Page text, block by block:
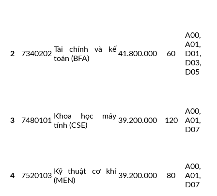
2 7340202
Tài chính và kế
toán (BFA)
41.800.000 60
A00,
A01,
D01,
D03,
D05
3 7480101
Khoa học máy
tính (CSE)
39.200.000 120
A00,
A01,
D07
4 7520103
Kỹ thuật cơ khí
(MEN)
39.200.000 80
A00,
A01,
D07